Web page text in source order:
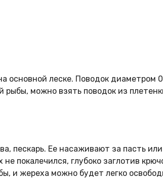
основной леске. Поводок
можно взять поводок из
пескарь. Ее насаживают за пасть
покалечился, глубоко заглотив
и жереха можно будет легко